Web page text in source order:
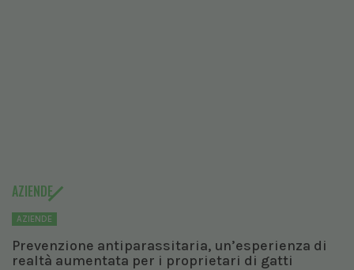
AZIENDE
AZIENDE
Prevenzione antiparassitaria, un’esperienza di
realtà aumentata per i proprietari di gatti